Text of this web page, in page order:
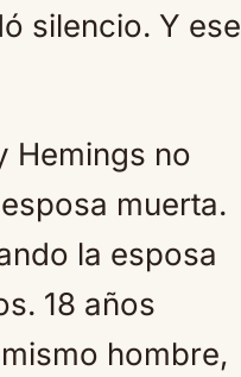
silencio. Y ese
Hemings no
muerta.
la esposa
18 años
hombre,